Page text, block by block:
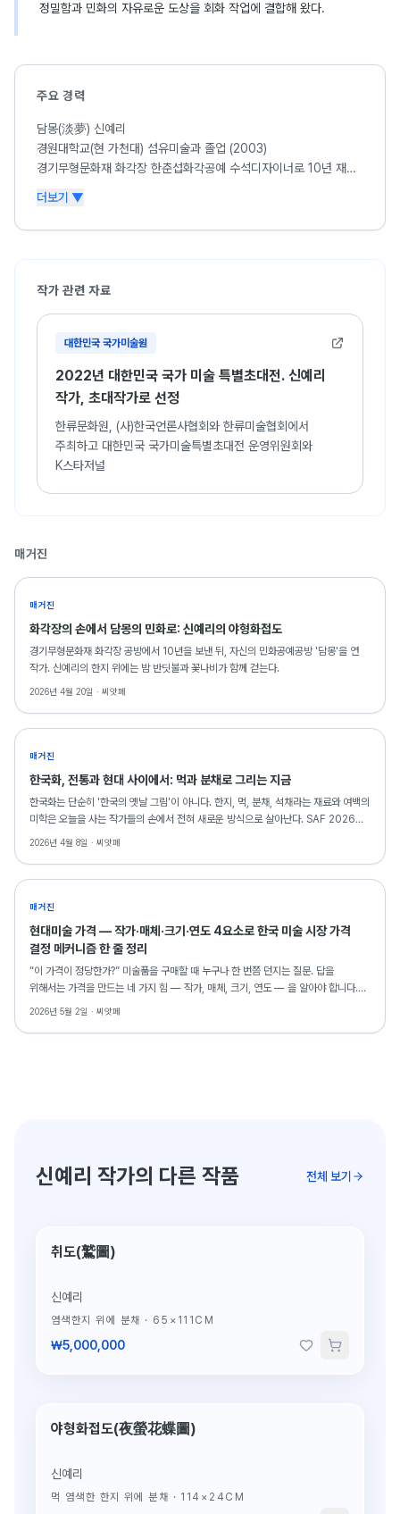
정밀함과 민화의 자유로운 도상을 회화 작업에 결합해 왔다.
주요 경력
담몽(淡夢) 신예리
경원대학교(현 가천대) 섬유미술과 졸업 (2003)
경기무형문화재 화각장 한춘섭화각공예 수석디자이너로 10년 재직
대한민국 국가미술특별초대전 초대작가
SNAF성남아트페어 작가전
더보기 ▼
작가 관련 자료
대한민국 국가미술원
2022년 대한민국 국가 미술 특별초대전. 신예리
작가, 초대작가로 선정
한류문화원, (사)한국언론사협회와 한류미술협회에서
주최하고 대한민국 국가미술특별초대전 운영위원회와
K스타저널
매거진
매거진
화각장의 손에서 담몽의 민화로: 신예리의 야형화접도
경기무형문화재 화각장 공방에서 10년을 보낸 뒤, 자신의 민화공예공방 '담몽'을 연
작가. 신예리의 한지 위에는 밤 반딧불과 꽃나비가 함께 걷는다.
2026년 4월 20일 · 씨앗페
매거진
한국화, 전통과 현대 사이에서: 먹과 분채로 그리는 지금
한국화는 단순히 '한국의 옛날 그림'이 아니다. 한지, 먹, 분채, 석채라는 재료와 여백의
미학은 오늘을 사는 작가들의 손에서 전혀 새로운 방식으로 살아난다. SAF 2026에
출품된 한국화 25점을 통해 전통 재료가 현대적 감수성과 만나는 순간을 들여다본다.
2026년 4월 8일 · 씨앗페
매거진
현대미술 가격 — 작가·매체·크기·연도 4요소로 한국 미술 시장 가격
결정 메커니즘 한 줄 정리
“이 가격이 정당한가?” 미술품을 구매할 때 누구나 한 번쯤 던지는 질문. 답을
위해서는 가격을 만드는 네 가지 힘 — 작가, 매체, 크기, 연도 — 을 알아야 합니다.
한국 미술 시장의 가격 결정 메커니즘을 해부합니다.
2026년 5월 2일 · 씨앗페
신예리 작가의 다른 작품 전체 보기
단 1점뿐인 원작
취도(鷲圖)
신예리
염색한지 위에 분채 · 65×111CM
₩5,000,000
단 1점뿐인 원작
야형화접도(夜螢花蝶圖)
신예리
먹 염색한 한지 위에 분채 · 114×24CM